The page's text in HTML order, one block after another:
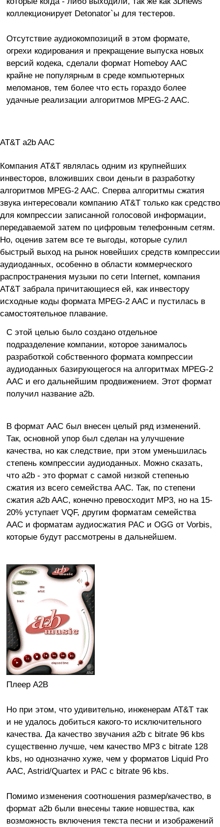
коллекционирует Detonator`ы для тестеров.
Отсутствие аудиокомпозиций в этом формате,
огрехи кодирования и прекращение выпуска новых
версий кодека, сделали формат Homeboy AAC
крайне не популярным в среде компьютерных
меломанов, тем более что есть гораздо более
удачные реализации алгоритмов MPEG-2 AAC.
AT&T a2b AAC
Компания AT&T являлась одним из крупнейших
инвесторов, вложивших свои деньги в разработку
алгоритмов MPEG-2 AAC. Сперва алгоритмы сжатия
звука интересовали компанию AT&T только как средство
для компрессии записанной голосовой информации,
передаваемой затем по цифровым телефонным сетям.
Но, оценив затем все те выгоды, которые сулил
быстрый выход на рынок новейших средств компрессии
аудиоданных, особенно в области коммерческого
распространения музыки по сети Internet, компания
AT&T забрала причитающиеся ей, как инвестору
исходные коды формата MPEG-2 AAC и пустилась в
самостоятельное плавание.
С этой целью было создано отдельное
подразделение компании, которое занималось
разработкой собственного формата компрессии
аудиоданных базирующегося на алгоритмах MPEG-2
AAC и его дальнейшим продвижением. Этот формат
получил название a2b.
В формат AAC был внесен целый ряд изменений.
Так, основной упор был сделан на улучшение
качества, но как следствие, при этом уменьшилась
степень компрессии аудиоданных. Можно сказать,
что a2b - это формат с самой низкой степенью
сжатия из всего семейства AAC. Так, по степени
сжатия a2b AAC, конечно превосходит МР3, но на 15-
20% уступает VQF, другим форматам семейства
AAC и форматам аудиосжатия PAC и OGG от Vorbis,
которые будут рассмотрены в дальнейшем.
Плеер A2B
Но при этом, что удивительно, инженерам AT&T так
и не удалось добиться какого-то исключительного
качества. Да качество звучания a2b с bitrate 96 kbs
существенно лучше, чем качество МР3 с bitrate 128
kbs, но однозначно хуже, чем у форматов Liquid Pro
AAC, Astrid/Quartex и PAC с bitrate 96 kbs.
Помимо изменения соотношения размер/качество, в
формат a2b были внесены такие новшества, как
возможность включения текста песни и изображений